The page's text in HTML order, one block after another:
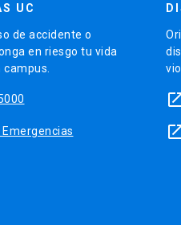
UC
de accidente o
en riesgo tu vida
Emergencias